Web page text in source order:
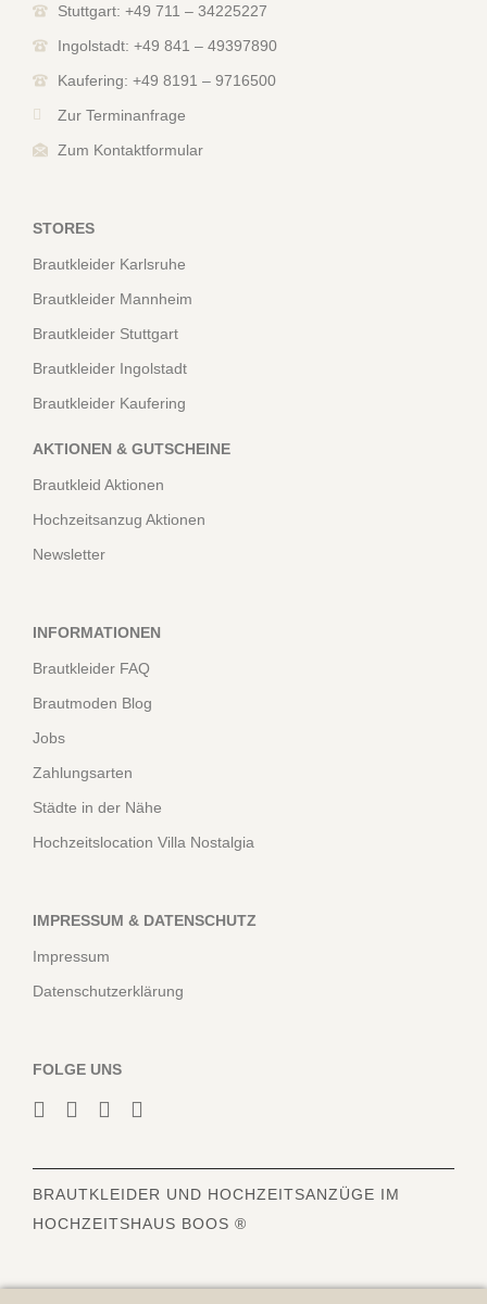
Stuttgart: +49 711 – 34225227
Ingolstadt: +49 841 – 49397890
Kaufering: +49 8191 – 9716500
Zur Terminanfrage
Zum Kontaktformular
STORES
Brautkleider Karlsruhe
Brautkleider Mannheim
Brautkleider Stuttgart
Brautkleider Ingolstadt
Brautkleider Kaufering
AKTIONEN & GUTSCHEINE
Brautkleid Aktionen
Hochzeitsanzug Aktionen
Newsletter
INFORMATIONEN
Brautkleider FAQ
Brautmoden Blog
Jobs
Zahlungsarten
Städte in der Nähe
Hochzeitslocation Villa Nostalgia
IMPRESSUM & DATENSCHUTZ
Impressum
Datenschutzerklärung
FOLGE UNS
BRAUTKLEIDER UND HOCHZEITSANZÜGE IM
HOCHZEITSHAUS BOOS ®